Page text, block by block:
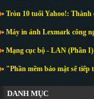
Tròn 10 tuổi Yahoo!:
Máy in ảnh Lexmark công
Mạng cục bộ - LAN (Phần I)
"Phần mềm bảo mật sẽ tiếp
DANH MỤC